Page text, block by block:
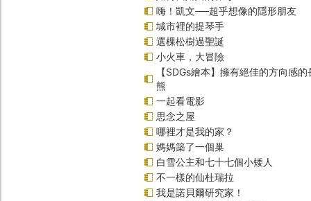
嗨！凱文──超乎想像的隱形朋友
城市裡的提琴手
選棵松樹過聖誕
小火車，大冒險
【SDGs繪本】擁有絕佳的方向感
熊
一起看電影
思念之屋
哪裡才是我的家？
媽媽築了一個巢
白雪公主和七十七個小矮人
不一樣的仙杜瑞拉
我是諾貝爾研究家！